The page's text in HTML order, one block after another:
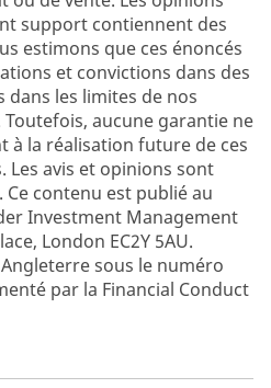
support contiennent des
estimons que ces énoncés
et convictions dans des
dans les limites de nos
aucune garantie ne
à la réalisation future de ces
avis et opinions sont
contenu est publié au
Investment Management
London EC2Y 5AU.
sous le numéro
par la Financial Conduct